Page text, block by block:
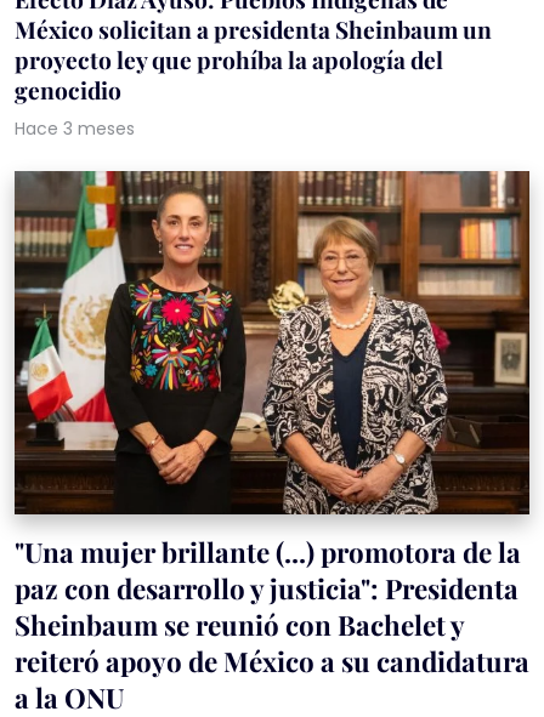
México solicitan a presidenta Sheinbaum un
proyecto ley que prohíba la apología del
genocidio
Hace 3 meses
"Una mujer brillante (...) promotora de la
paz con desarrollo y justicia": Presidenta
Sheinbaum se reunió con Bachelet y
reiteró apoyo de México a su candidatura
a la ONU